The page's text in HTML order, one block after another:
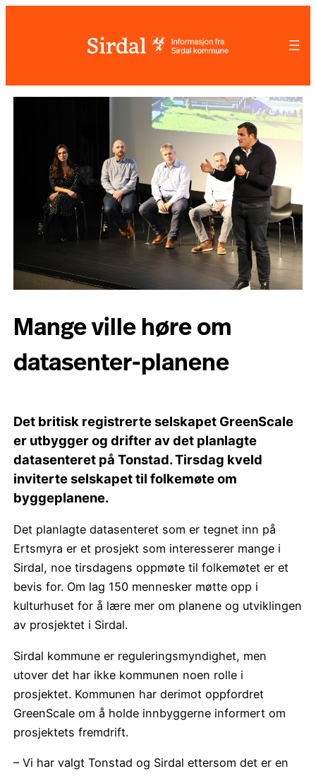
Mange ville høre om
datasenter-planene
Det britisk registrerte selskapet GreenScale
er utbygger og drifter av det planlagte
datasenteret på Tonstad. Tirsdag kveld
inviterte selskapet til folkemøte om
byggeplanene.
Det planlagte datasenteret som er tegnet inn på
Ertsmyra er et prosjekt som interesserer mange i
Sirdal, noe tirsdagens oppmøte til folkemøtet er et
bevis for. Om lag 150 mennesker møtte opp i
kulturhuset for å lære mer om planene og utviklingen
av prosjektet i Sirdal.
Sirdal kommune er reguleringsmyndighet, men
utover det har ikke kommunen noen rolle i
prosjektet. Kommunen har derimot oppfordret
GreenScale om å holde innbyggerne informert om
prosjektets fremdrift.
– Vi har valgt Tonstad og Sirdal ettersom det er en